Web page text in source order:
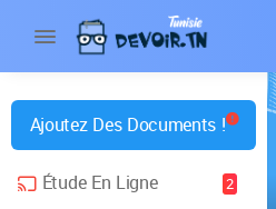
Ajoutez Des Documents !
Étude En Ligne
2